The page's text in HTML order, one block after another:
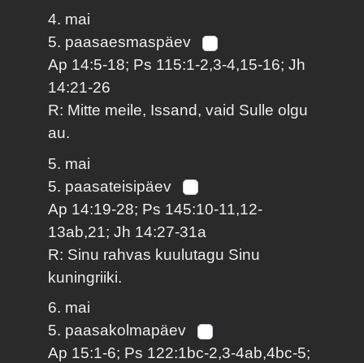
4. mai
5. paasaesmaspäev
Ap 14:5-18; Ps 115:1-2,3-4,15-16; Jh
14:21-26
R: Mitte meile, Issand, vaid Sulle olgu
au.
5. mai
5. paasateisipäev
Ap 14:19-28; Ps 145:10-11,12-
13ab,21; Jh 14:27-31a
R: Sinu rahvas kuulutagu Sinu
kuningriiki.
6. mai
5. paasakolmapäev
Ap 15:1-6; Ps 122:1bc-2,3-4ab,4bc-5;